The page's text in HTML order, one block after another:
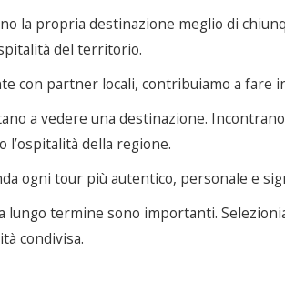
la propria destinazione meglio di
del territorio.
con partner locali, contribuiamo a
a vedere una destinazione.
della regione.
ogni tour più autentico, personale e
lungo termine sono importanti.
condivisa.